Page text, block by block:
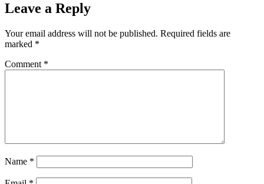
Leave a Reply
Your email address will not be published. Required fields are
marked *
Comment *
Name *